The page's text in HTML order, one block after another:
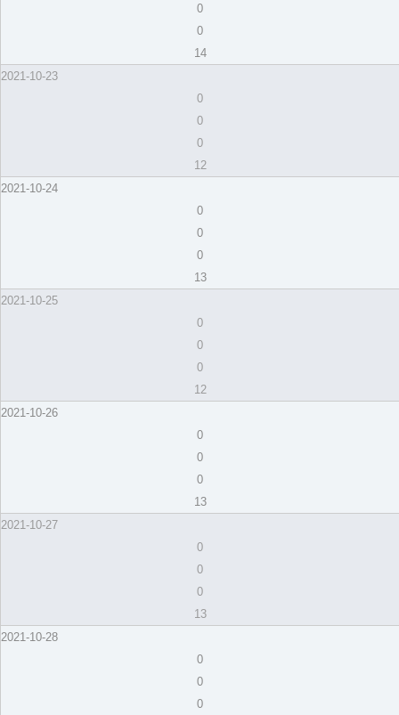
0
0
14
2021-10-23
0
0
0
12
2021-10-24
0
0
0
13
2021-10-25
0
0
0
12
2021-10-26
0
0
0
13
2021-10-27
0
0
0
13
2021-10-28
0
0
0